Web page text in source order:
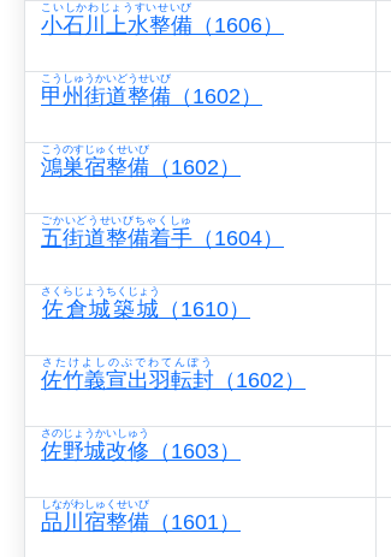
小石川上水整備
こいしかわじょうすいせいび
（1606）
甲州街道整備
こうしゅうかいどうせいび
（1602）
鴻巣宿整備
こうのすじゅくせいび
（1602）
五街道整備着手
ごかいどうせいびちゃくしゅ
（1604）
佐倉城築城
さくらじょうちくじょう
（1610）
佐竹義宣出羽転封
さたけよしのぶでわてんぽう
（1602）
佐野城改修
さのじょうかいしゅう
（1603）
品川宿整備
しながわしゅくせいび
（1601）